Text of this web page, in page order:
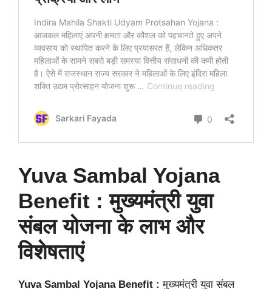
Yuva Sambal Yojana
Benefit : मुख्यमंत्री युवा
संबल योजना के लाभ और
विशेषताएं
Yuva Sambal Yojana Benefit :मुख्यमंत्री युवा संबल